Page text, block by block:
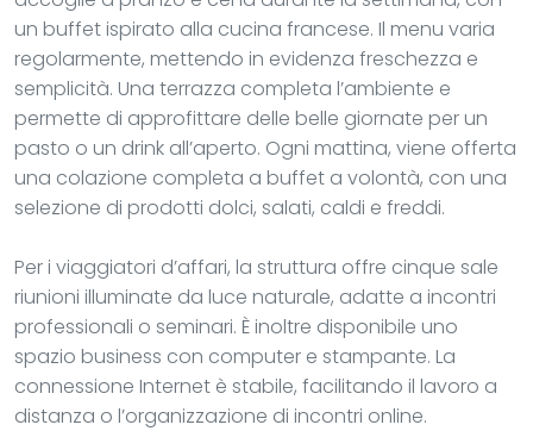
un buffet ispirato alla cucina francese. Il menu varia
regolarmente, mettendo in evidenza freschezza e
semplicità. Una terrazza completa l’ambiente e
permette di approfittare delle belle giornate per un
pasto o un drink all’aperto. Ogni mattina, viene offerta
una colazione completa a buffet a volontà, con una
selezione di prodotti dolci, salati, caldi e freddi.
Per i viaggiatori d’affari, la struttura offre cinque sale
riunioni illuminate da luce naturale, adatte a incontri
professionali o seminari. È inoltre disponibile uno
spazio business con computer e stampante. La
connessione Internet è stabile, facilitando il lavoro a
distanza o l’organizzazione di incontri online.